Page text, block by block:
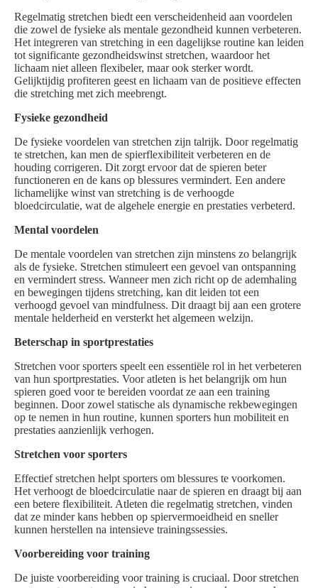
Regelmatig stretchen biedt een verscheidenheid aan voordelen
die zowel de fysieke als mentale gezondheid kunnen verbeteren.
Het integreren van stretching in een dagelijkse routine kan leiden
tot significante gezondheidswinst stretchen, waardoor het
lichaam niet alleen flexibeler, maar ook sterker wordt.
Gelijktijdig profiteren geest en lichaam van de positieve effecten
die stretching met zich meebrengt.
Fysieke gezondheid
De fysieke voordelen van stretchen zijn talrijk. Door regelmatig
te stretchen, kan men de spierflexibiliteit verbeteren en de
houding corrigeren. Dit zorgt ervoor dat de spieren beter
functioneren en de kans op blessures vermindert. Een andere
lichamelijke winst van stretching is de verhoogde
bloedcirculatie, wat de algehele energie en prestaties verbeterd.
Mental voordelen
De mentale voordelen van stretchen zijn minstens zo belangrijk
als de fysieke. Stretchen stimuleert een gevoel van ontspanning
en vermindert stress. Wanneer men zich richt op de ademhaling
en bewegingen tijdens stretching, kan dit leiden tot een
verhoogd gevoel van mindfulness. Dit draagt bij aan een grotere
mentale helderheid en versterkt het algemeen welzijn.
Beterschap in sportprestaties
Stretchen voor sporters speelt een essentiële rol in het verbeteren
van hun sportprestaties. Voor atleten is het belangrijk om hun
spieren goed voor te bereiden voordat ze aan een training
beginnen. Door zowel statische als dynamische rekbewegingen
op te nemen in hun routine, kunnen sporters hun mobiliteit en
prestaties aanzienlijk verhogen.
Stretchen voor sporters
Effectief stretchen helpt sporters om blessures te voorkomen.
Het verhoogt de bloedcirculatie naar de spieren en draagt bij aan
een betere flexibiliteit. Atleten die regelmatig stretchen, vinden
dat ze minder kans hebben op spiervermoeidheid en sneller
kunnen herstellen na intensieve trainingssessies.
Voorbereiding voor training
De juiste voorbereiding voor training is cruciaal. Door stretchen